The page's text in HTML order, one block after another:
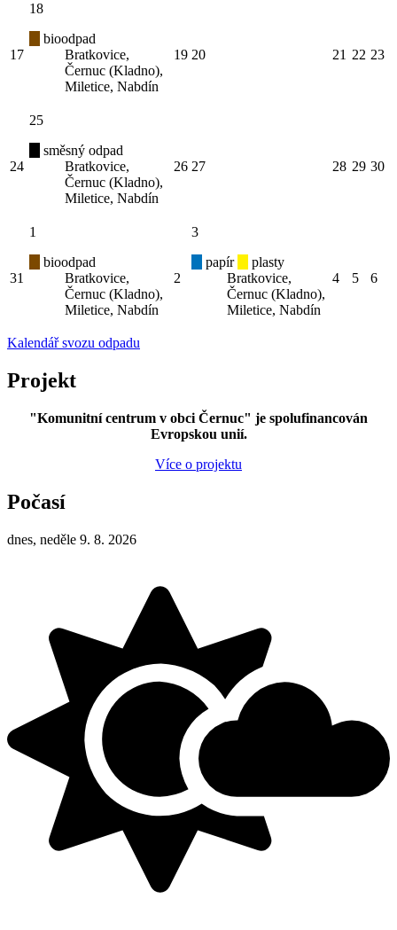
17
18
bioodpad
Bratkovice,
Černuc (Kladno),
Miletice, Nabdín
19 20 21 22 23
24
25
směsný odpad
Bratkovice,
Černuc (Kladno),
Miletice, Nabdín
26 27 28 29 30
31
1
bioodpad
Bratkovice,
Černuc (Kladno),
Miletice, Nabdín
2
3
papír
plasty
Bratkovice,
Černuc (Kladno),
Miletice, Nabdín
4 5 6
Kalendář svozu odpadu
Projekt
"Komunitní centrum v obci Černuc" je spolufinancován
Evropskou unií.
Více o projektu
Počasí
dnes, neděle 9. 8. 2026